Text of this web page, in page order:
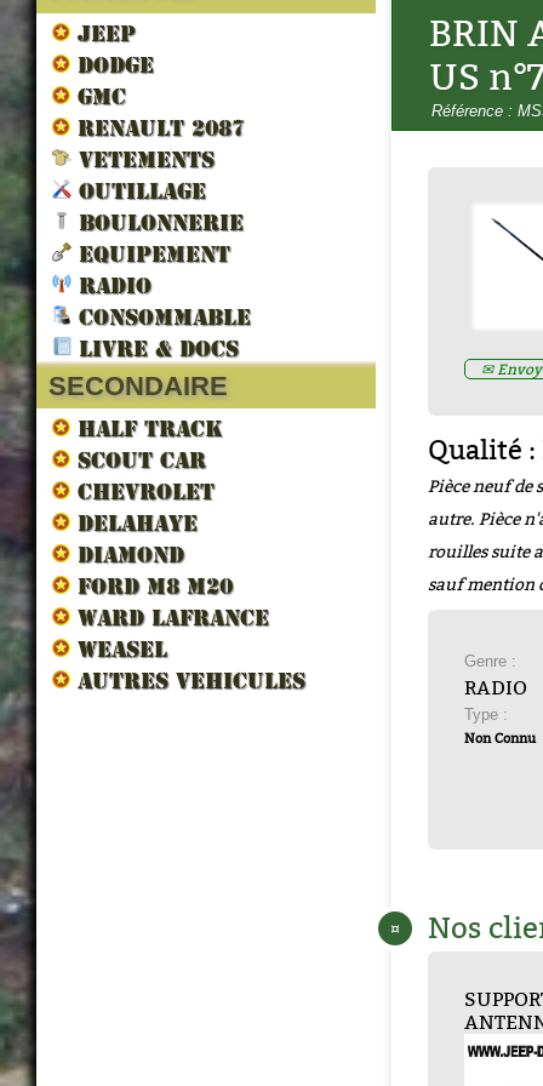
JEEP
DODGE
GMC
RENAULT 2087
VETEMENTS
OUTILLAGE
BOULONNERIE
EQUIPEMENT
RADIO
CONSOMMABLE
LIVRE & DOCS
SECONDAIRE
HALF TRACK
SCOUT CAR
CHEVROLET
DELAHAYE
DIAMOND
FORD M8 M20
WARD LAFRANCE
WEASEL
AUTRES VEHICULES
BRIN
US
Référence :
✉
Qualité :
Pièce neuf de
autre. Pièce
rouilles suite
sauf mention
Genre :
RADIO
Type :
Non Connu
LIBERATION par francois
¤ Nos
EMBASE MP47 en... TUBE
V...